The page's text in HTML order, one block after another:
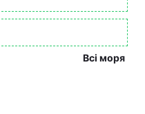
Всі моря